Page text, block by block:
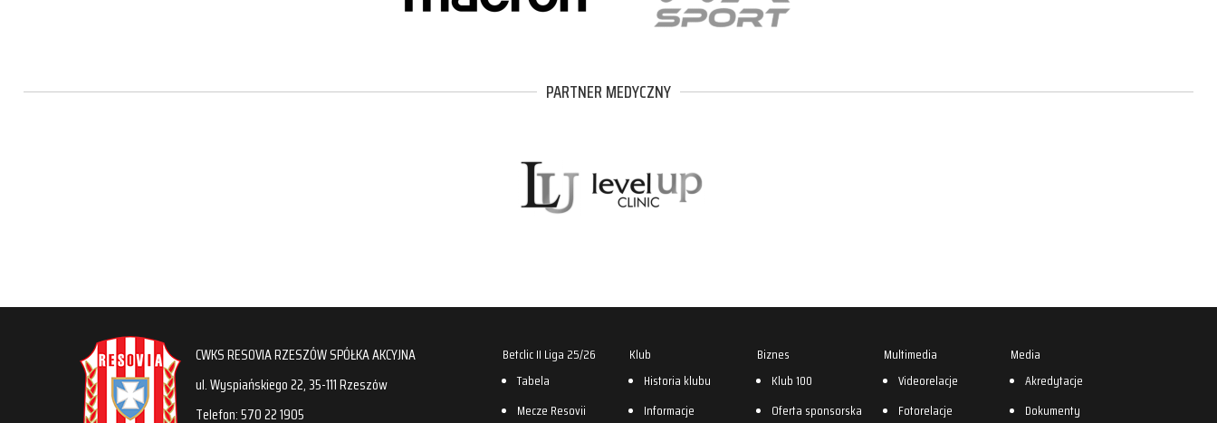
PARTNER MEDYCZNY
CWKS RESOVIA RZESZÓW SPÓŁKA AKCYJNA
ul. Wyspiańskiego 22, 35-111 Rzeszów
Telefon: 570 22 1905
Betclic II Liga 25/26
Tabela
Mecze Resovii
Klub
Historia klubu
Informacje
Biznes
Klub 100
Oferta sponsorska
Multimedia
Videorelacje
Fotorelacje
Media
Akredytacje
Dokumenty